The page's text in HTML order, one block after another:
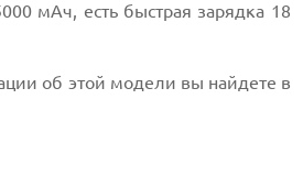
мАч, есть быстрая зарядка 18
об этой модели вы найдете в